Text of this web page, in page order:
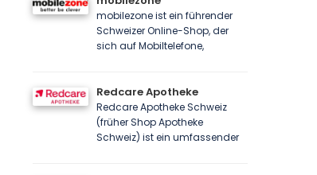
mobilezone ist ein führender
Schweizer Online-Shop, der
sich auf Mobiltelefone,
Redcare Apotheke
Redcare Apotheke Schweiz
(früher Shop Apotheke
Schweiz) ist ein umfassender